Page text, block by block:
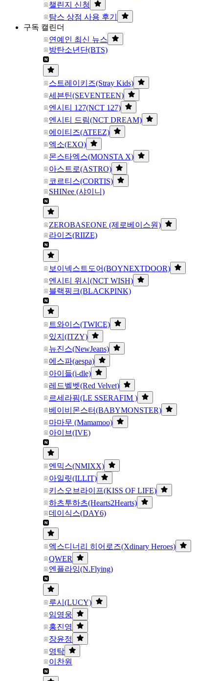
챌린지 신청
탐스 상점 사용 후기
구독 캘린더
연예인 최신 뉴스
방탄소년단(BTS)
스트레이키즈(Stray Kids)
세븐틴(SEVENTEEN)
엔시티 127(NCT 127)
엔시티 드림(NCT DREAM)
에이티즈(ATEEZ)
엑소(EXO)
몬스타엑스(MONSTA X)
아스트로(ASTRO)
코르티스(CORTIS)
SHINee (샤이니)
ZEROBASEONE (제로베이스원)
라이즈(RIIZE)
보이넥스트도어(BOYNEXTDOOR)
엔시티 위시(NCT WISH)
블랙핑크(BLACKPINK)
트와이스(TWICE)
있지(ITZY)
뉴진스(NewJeans)
에스파(aespa)
아이들(i-dle)
레드벨벳(Red Velvet)
르세라핌(LE SSERAFIM )
베이비몬스터(BABYMONSTER)
마마무 (Mamamoo)
아이브(IVE)
엔믹스(NMIXX)
아일릿(ILLIT)
키스오브라이프(KISS OF LIFE)
하츠투하츠(Hearts2Hearts)
데이식스(DAY6)
엑스디너리 히어로즈(Xdinary Heroes)
QWER
엔플라잉(N.Flying)
루시(LUCY)
임영웅
홍진영
장윤정
영탁
이찬원